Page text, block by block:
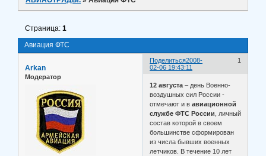
Авиация ФТС
Страница:1
Поделиться 1
2008-
02-06 19:43:11
Arkan
Модератор
12 августа– день Военно-
воздушных сил России -
отмечают и вавиационной
службе ФТС России , личный
состав которой в своем
большинстве сформирован
из числа бывших военных
летчиков. В течение 10 лет